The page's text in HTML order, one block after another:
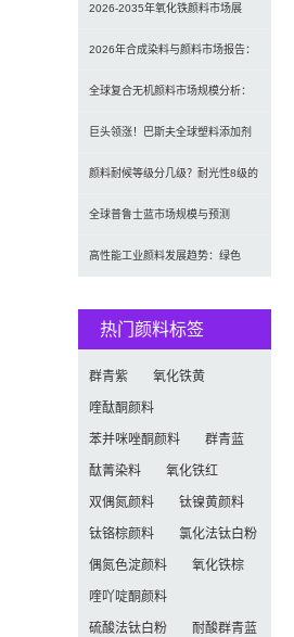
2033）：无机颜料主导，涂料为最
大应用
2026-2035年氧化铁颜料市场展
望：全球规模将达41亿美元，建筑
行业领跑
2026年合成染料与颜料市场报告：
规模、趋势及2030年增长预测
（CAGR 7.1%）
全球复合无机颜料市场规模分析：
2035年达5.39亿美元，建筑与涂料
需求推动增长
巨头领涨！巴斯夫全球塑料添加剂
涨价20% 原材料成本推高行业价格
颜料耐候等级分几级？耐光性8级的
定义及耐候性测试标准解析
全球普鲁士蓝市场规模与预测
（2026-2034）：按类型、形式、
高性能工业颜料发展趋势：绿色
热门颜料标签
群青紫 氧化铁黄
喹酞酮颜料
苯并咪唑酮颜料 群青蓝
酞菁染料 氧化铁红
双偶氮颜料 钛镍黄颜料
钛铬棕颜料 氯化法钛白粉
偶氮色淀颜料 氧化铁棕
喹吖啶酮颜料
硫酸法钛白粉 耐酸群青蓝